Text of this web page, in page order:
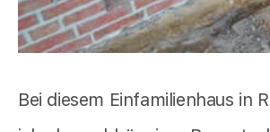
Bei diesem Einfamilienhaus in